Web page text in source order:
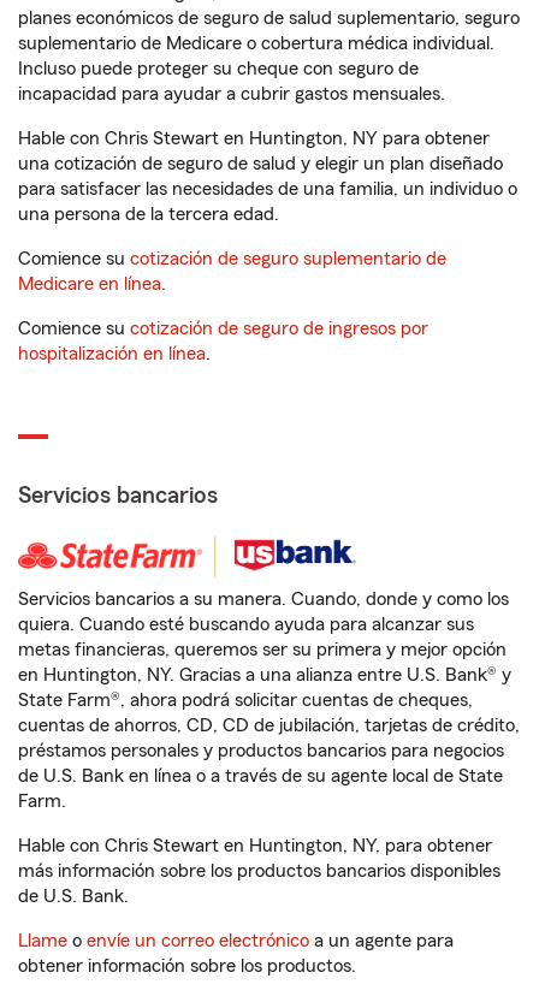
planes económicos de seguro de salud suplementario, seguro
suplementario de Medicare o cobertura médica individual.
Incluso puede proteger su cheque con seguro de
incapacidad para ayudar a cubrir gastos mensuales.
Hable con Chris Stewart en Huntington, NY para obtener
una cotización de seguro de salud y elegir un plan diseñado
para satisfacer las necesidades de una familia, un individuo o
una persona de la tercera edad.
Comience su cotización de seguro suplementario de
Medicare en línea.
Comience su cotización de seguro de ingresos por
hospitalización en línea.
Servicios bancarios
Servicios bancarios a su manera. Cuando, donde y como los
quiera. Cuando esté buscando ayuda para alcanzar sus
metas financieras, queremos ser su primera y mejor opción
en Huntington, NY. Gracias a una alianza entre U.S. Bank® y
State Farm®, ahora podrá solicitar cuentas de cheques,
cuentas de ahorros, CD, CD de jubilación, tarjetas de crédito,
préstamos personales y productos bancarios para negocios
de U.S. Bank en línea o a través de su agente local de State
Farm.
Hable con Chris Stewart en Huntington, NY, para obtener
más información sobre los productos bancarios disponibles
de U.S. Bank.
Llame o envíe un correo electrónico a un agente para
obtener información sobre los productos.